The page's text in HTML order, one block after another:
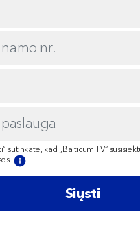
sutinkate, kad „Balticum TV“
Siųsti